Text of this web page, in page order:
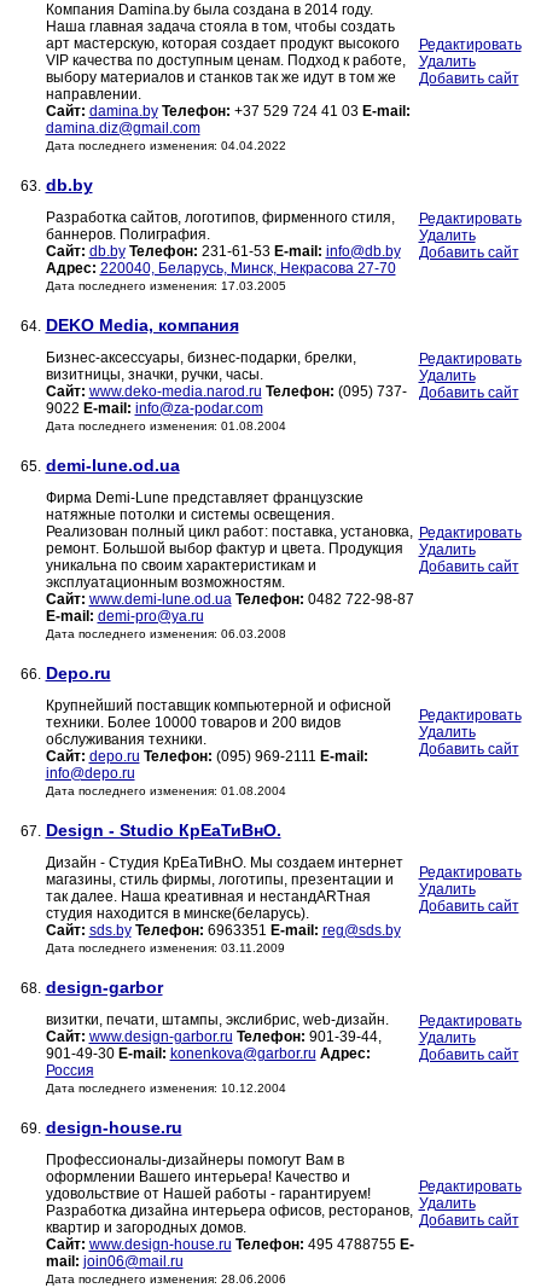
Компания Damina.by была создана в 2014 году.
Наша главная задача стояла в том, чтобы создать
арт мастерскую, которая создает продукт высокого
VIP качества по доступным ценам. Подход к работе,
выбору материалов и станков так же идут в том же
направлении.
Сайт: damina.by Телефон: +37 529 724 41 03 E-mail:
damina.diz@gmail.com
Дата последнего изменения: 04.04.2022
Редактировать
Удалить
Добавить сайт
63. db.by
Разработка сайтов, логотипов, фирменного стиля,
баннеров. Полиграфия.
Сайт: db.by Телефон: 231-61-53 E-mail: info@db.by
Адрес: 220040, Беларусь, Минск, Некрасова 27-70
Дата последнего изменения: 17.03.2005
Редактировать
Удалить
Добавить сайт
64. DEKO Media, компания
Бизнес-аксессуары, бизнес-подарки, брелки,
визитницы, значки, ручки, часы.
Сайт: www.deko-media.narod.ru Телефон: (095) 737-
9022 E-mail: info@za-podar.com
Дата последнего изменения: 01.08.2004
Редактировать
Удалить
Добавить сайт
65. demi-lune.od.ua
Фирма Demi-Lune представляет французские
натяжные потолки и системы освещения.
Реализован полный цикл работ: поставка, установка,
ремонт. Большой выбор фактур и цвета. Продукция
уникальна по своим характеристикам и
эксплуатационным возможностям.
Сайт: www.demi-lune.od.ua Телефон: 0482 722-98-87
E-mail: demi-pro@ya.ru
Дата последнего изменения: 06.03.2008
Редактировать
Удалить
Добавить сайт
66. Depo.ru
Крупнейший поставщик компьютерной и офисной
техники. Более 10000 товаров и 200 видов
обслуживания техники.
Сайт: depo.ru Телефон: (095) 969-2111 E-mail:
info@depo.ru
Дата последнего изменения: 01.08.2004
Редактировать
Удалить
Добавить сайт
67. Design - Studio КрЕаТиВнО.
Дизайн - Студия КрЕаТиВнО. Мы создаем интернет
магазины, стиль фирмы, логотипы, презентации и
так далее. Наша креативная и нестандARTная
студия находится в минске(беларусь).
Сайт: sds.by Телефон: 6963351 E-mail: reg@sds.by
Дата последнего изменения: 03.11.2009
Редактировать
Удалить
Добавить сайт
68. design-garbor
визитки, печати, штампы, экслибрис, web-дизайн.
Сайт: www.design-garbor.ru Телефон: 901-39-44,
901-49-30 E-mail: konenkova@garbor.ru Адрес:
Россия
Дата последнего изменения: 10.12.2004
Редактировать
Удалить
Добавить сайт
69. design-house.ru
Профессионалы-дизайнеры помогут Вам в
оформлении Вашего интерьера! Качество и
удовольствие от Нашей работы - гарантируем!
Разработка дизайна интерьера офисов, ресторанов,
квартир и загородных домов.
Сайт: www.design-house.ru Телефон: 495 4788755 E-
mail: join06@mail.ru
Дата последнего изменения: 28.06.2006
Редактировать
Удалить
Добавить сайт